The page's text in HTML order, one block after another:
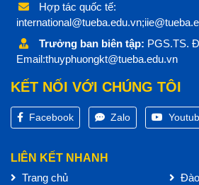
Hợp tác quốc tế:
Trưởng ban biên tập: PGS.TS.
Email:thuyphuongkt@tueba.edu.vn
KẾT NỐI VỚI CHÚNG TÔI
Facebook Zalo
LIÊN KẾT NHANH
Trang chủ